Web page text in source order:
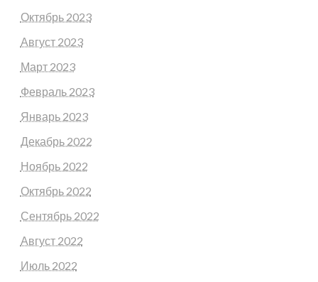
Октябрь 2023
Август 2023
Март 2023
Февраль 2023
Январь 2023
Декабрь 2022
Ноябрь 2022
Октябрь 2022
Сентябрь 2022
Август 2022
Июль 2022